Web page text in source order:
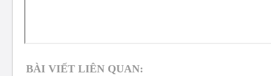
BÀI VIẾT LIÊN QUAN: